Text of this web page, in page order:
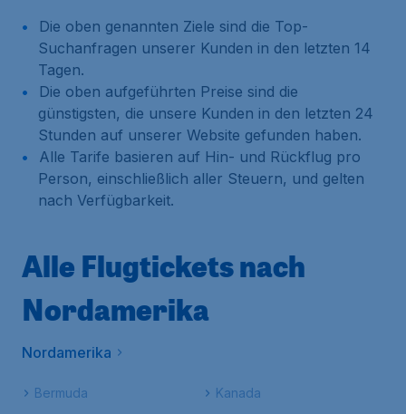
Die oben genannten Ziele sind die Top-
Suchanfragen unserer Kunden in den letzten 14
Tagen.
Die oben aufgeführten Preise sind die
günstigsten, die unsere Kunden in den letzten 24
Stunden auf unserer Website gefunden haben.
Alle Tarife basieren auf Hin- und Rückflug pro
Person, einschließlich aller Steuern, und gelten
nach Verfügbarkeit.
Alle Flugtickets nach
Nordamerika
Nordamerika
Bermuda
Kanada